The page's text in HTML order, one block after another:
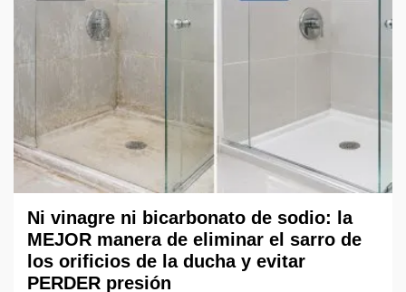
Ni vinagre ni bicarbonato de sodio: la
MEJOR manera de eliminar el sarro de
los orificios de la ducha y evitar
PERDER presión